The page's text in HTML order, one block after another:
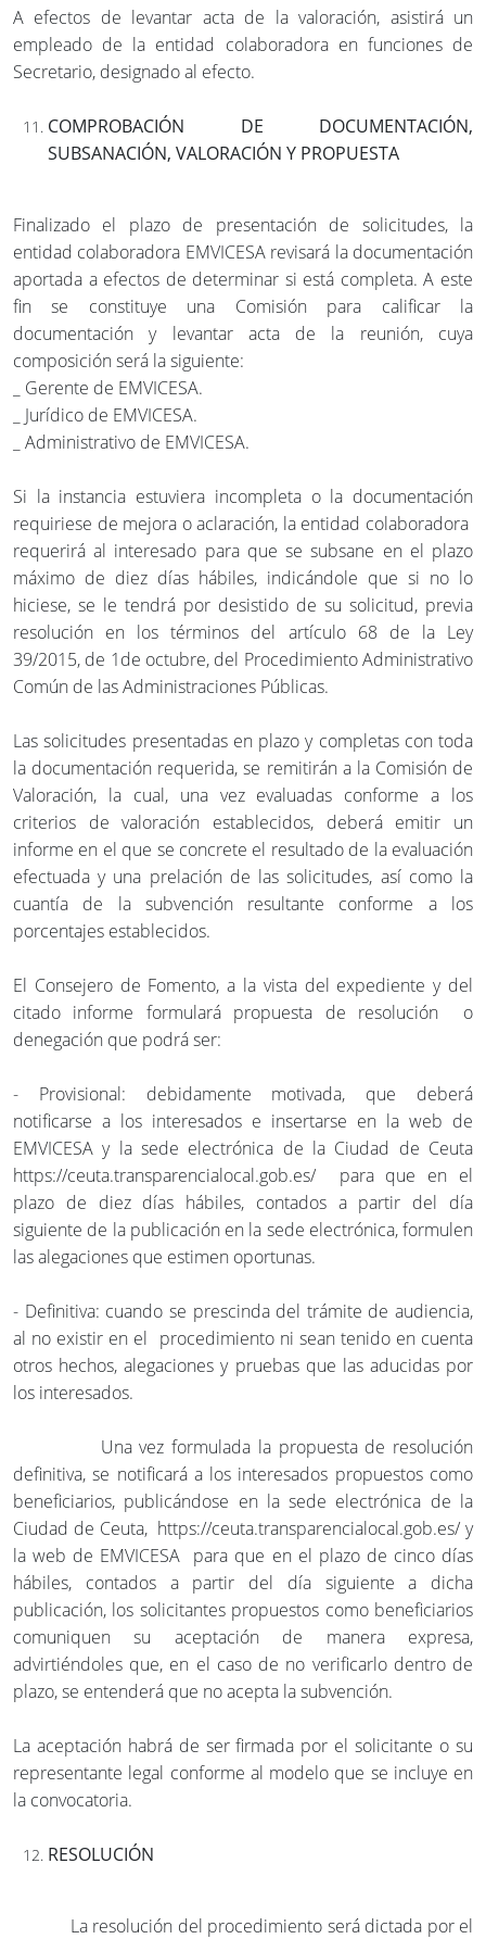
A efectos de levantar acta de la valoración, asistirá un
empleado de la entidad colaboradora en funciones de
Secretario, designado al efecto.
COMPROBACIÓN DE DOCUMENTACIÓN,
SUBSANACIÓN, VALORACIÓN Y PROPUESTA
Finalizado el plazo de presentación de solicitudes, la
entidad colaboradora EMVICESA revisará la documentación
aportada a efectos de determinar si está completa. A este
fin se constituye una Comisión para calificar la
documentación y levantar acta de la reunión, cuya
composición será la siguiente:
_ Gerente de EMVICESA.
_ Jurídico de EMVICESA.
_ Administrativo de EMVICESA.
Si la instancia estuviera incompleta o la documentación
requiriese de mejora o aclaración, la entidad colaboradora
requerirá al interesado para que se subsane en el plazo
máximo de diez días hábiles, indicándole que si no lo
hiciese, se le tendrá por desistido de su solicitud, previa
resolución en los términos del artículo 68 de la Ley
39/2015, de 1de octubre, del Procedimiento Administrativo
Común de las Administraciones Públicas.
Las solicitudes presentadas en plazo y completas con toda
la documentación requerida, se remitirán a la Comisión de
Valoración, la cual, una vez evaluadas conforme a los
criterios de valoración establecidos, deberá emitir un
informe en el que se concrete el resultado de la evaluación
efectuada y una prelación de las solicitudes, así como la
cuantía de la subvención resultante conforme a los
porcentajes establecidos.
El Consejero de Fomento, a la vista del expediente y del
citado informe formulará propuesta de resolución o
denegación que podrá ser:
- Provisional: debidamente motivada, que deberá
notificarse a los interesados e insertarse en la web de
EMVICESA y la sede electrónica de la Ciudad de Ceuta
https://ceuta.transparencialocal.gob.es/ para que en el
plazo de diez días hábiles, contados a partir del día
siguiente de la publicación en la sede electrónica, formulen
las alegaciones que estimen oportunas.
- Definitiva: cuando se prescinda del trámite de audiencia,
al no existir en el procedimiento ni sean tenido en cuenta
otros hechos, alegaciones y pruebas que las aducidas por
los interesados.
Una vez formulada la propuesta de resolución
definitiva, se notificará a los interesados propuestos como
beneficiarios, publicándose en la sede electrónica de la
Ciudad de Ceuta, https://ceuta.transparencialocal.gob.es/ y
la web de EMVICESA para que en el plazo de cinco días
hábiles, contados a partir del día siguiente a dicha
publicación, los solicitantes propuestos como beneficiarios
comuniquen su aceptación de manera expresa,
advirtiéndoles que, en el caso de no verificarlo dentro de
plazo, se entenderá que no acepta la subvención.
La aceptación habrá de ser firmada por el solicitante o su
representante legal conforme al modelo que se incluye en
la convocatoria.
RESOLUCIÓN
La resolución del procedimiento será dictada por el